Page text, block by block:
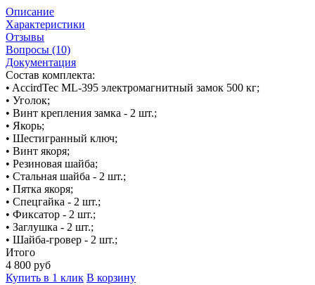
Описание
Характеристики
Отзывы
Вопросы (10)
Документация
Состав комплекта:
• AccirdTec ML-395 электромагнитный замок 500 кг;
• Уголок;
• Винт крепления замка - 2 шт.;
• Якорь;
• Шестигранный ключ;
• Винт якоря;
• Резиновая шайба;
• Стальная шайба - 2 шт.;
• Пятка якоря;
• Спецгайка - 2 шт.;
• Фиксатор - 2 шт.;
• Заглушка - 2 шт.;
• Шайба-гровер - 2 шт.;
Итого
4 800 руб
Купить в 1 клик В корзину